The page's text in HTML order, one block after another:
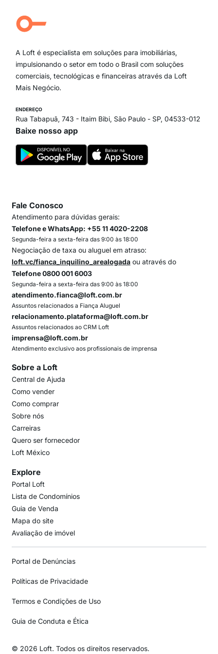
Campo Belo
Ipiranga
Paraíso
Itaim Bibi
A Loft é especialista em soluções para imobiliárias,
impulsionando o setor em todo o Brasil com soluções
comerciais, tecnológicas e financeiras através da Loft
Mais Negócio.
ENDEREÇO
Rua Tabapuã, 743 - Itaim Bibi, São Paulo - SP, 04533-012
Baixe nosso app
Fale Conosco
Atendimento para dúvidas gerais:
Telefone e WhatsApp: +55 11 4020-2208
Segunda-feira a sexta-feira das 9:00 às 18:00
Negociação de taxa ou aluguel em atraso:
loft.vc/fianca_inquilino_arealogada ou através do
Telefone 0800 001 6003
Segunda-feira a sexta-feira das 9:00 às 18:00
atendimento.fianca@loft.com.br
Assuntos relacionados a Fiança Aluguel
relacionamento.plataforma@loft.com.br
Assuntos relacionados ao CRM Loft
imprensa@loft.com.br
Atendimento exclusivo aos profissionais de imprensa
Sobre a Loft
Central de Ajuda
Como vender
Como comprar
Sobre nós
Carreiras
Quero ser fornecedor
Loft México
Explore
Portal Loft
Lista de Condomínios
Guia de Venda
Mapa do site
Avaliação de imóvel
Portal de Denúncias
Políticas de Privacidade
Termos e Condições de Uso
Guia de Conduta e Ética
© 2026 Loft. Todos os direitos reservados.